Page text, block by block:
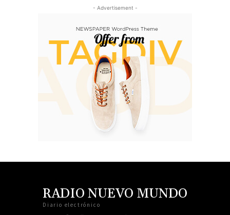
- Advertisement -
RADIO NUEVO MUNDO
Diario electrónico